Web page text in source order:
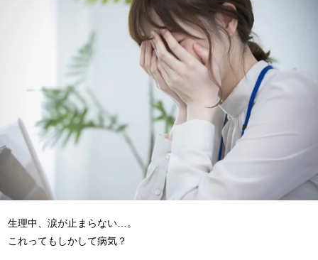
生理中、涙が止まらない…。
これってもしかして病気？